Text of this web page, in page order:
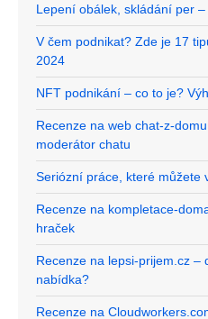
Lepení obálek, skládání per
V čem podnikat? Zde je 17
2024
NFT podnikání – co to je?
Recenze na web chat-z-
moderátor chatu
Seriózní práce, které můžete
Recenze na kompletace-
hraček
Recenze na lepsi-prijem.cz –
nabídka?
Recenze na